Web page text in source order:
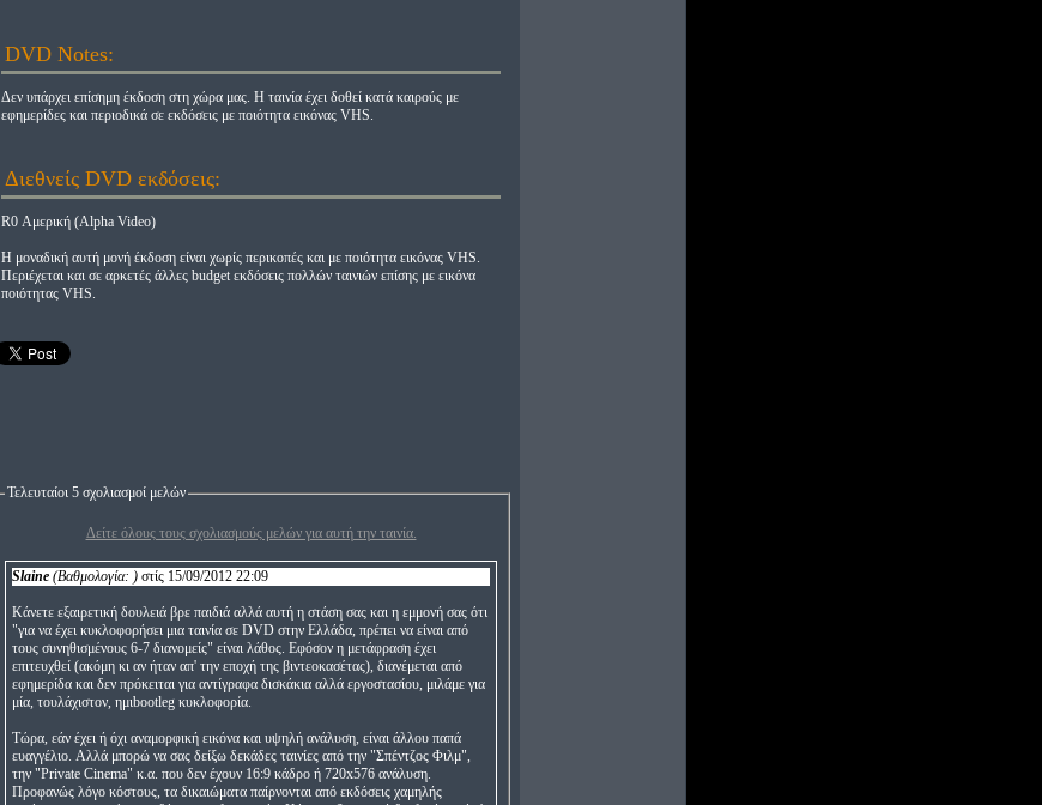
DVD Notes:
Δεν υπάρχει επίσημη έκδοση στη χώρα μας. Η ταινία έχει δοθεί κατά καιρούς με
εφημερίδες και περιοδικά σε εκδόσεις με ποιότητα εικόνας VHS.
Διεθνείς DVD εκδόσεις:
R0 Αμερική (Alpha Video)
Η μοναδική αυτή μονή έκδοση είναι χωρίς περικοπές και με ποιότητα εικόνας VHS.
Περιέχεται και σε αρκετές άλλες budget εκδόσεις πολλών ταινιών επίσης με εικόνα
ποιότητας VHS.
Τελευταίοι 5 σχολιασμοί μελών
Δείτε όλους τους σχολιασμούς μελών για αυτή την ταινία.
Slaine (Βαθμολογία: ) στίς 15/09/2012 22:09
Κάνετε εξαιρετική δουλειά βρε παιδιά αλλά αυτή η στάση σας και η εμμονή σας ότι
"για να έχει κυκλοφορήσει μια ταινία σε DVD στην Ελλάδα, πρέπει να είναι από
τους συνηθισμένους 6-7 διανομείς" είναι λάθος. Εφόσον η μετάφραση έχει
επιτευχθεί (ακόμη κι αν ήταν απ' την εποχή της βιντεοκασέτας), διανέμεται από
εφημερίδα και δεν πρόκειται για αντίγραφα δισκάκια αλλά εργοστασίου, μιλάμε για
μία, τουλάχιστον, ημιbootleg κυκλοφορία.
Τώρα, εάν έχει ή όχι αναμορφική εικόνα και υψηλή ανάλυση, είναι άλλου παπά
ευαγγέλιο. Αλλά μπορώ να σας δείξω δεκάδες ταινίες από την "Σπέντζος Φιλμ",
την "Private Cinema" κ.α. που δεν έχουν 16:9 κάδρο ή 720x576 ανάλυση.
Προφανώς λόγο κόστους, τα δικαιώματα παίρνονται από εκδόσεις χαμηλής